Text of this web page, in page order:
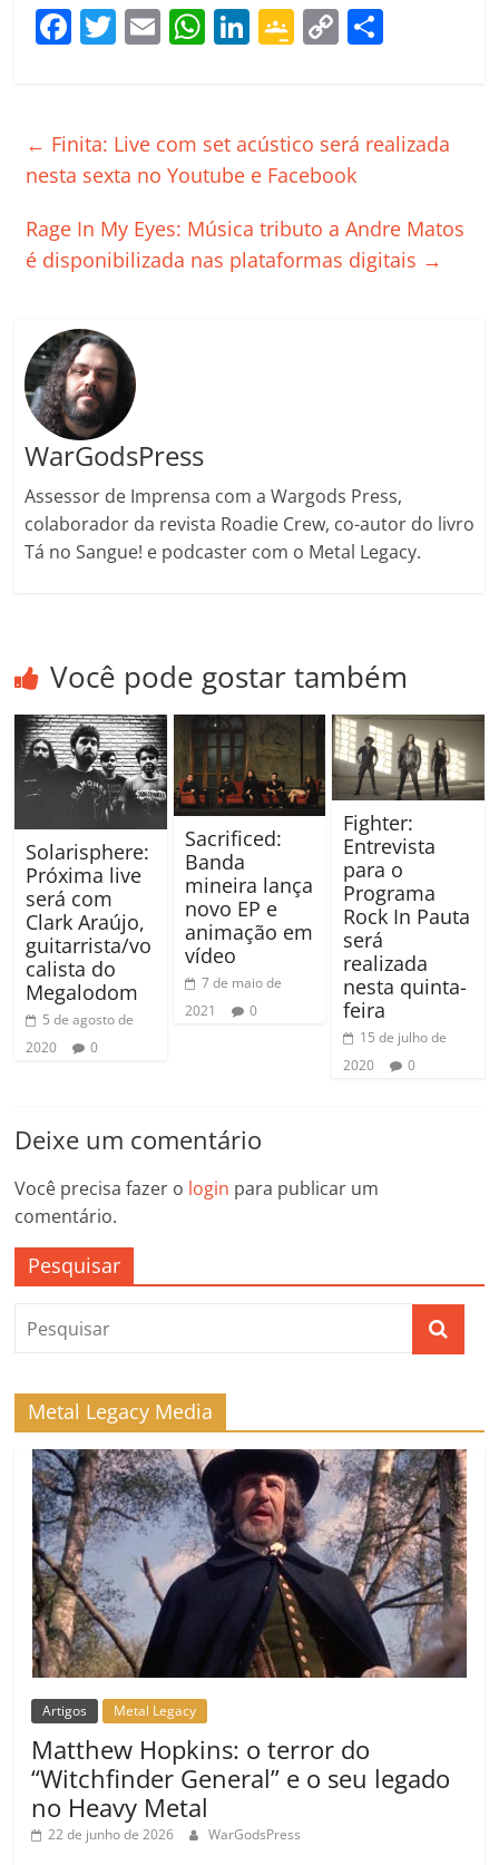
F
e
b
o
k
T
er
E
l
W
s
A
p
Li
e
dI
G
gl
e
a
ss
C
y
Li
k
p
h
ar
← Finita: Live com set acústico será realizada
nesta sexta no Youtube e Facebook
Rage In My Eyes: Música tributo a Andre Matos
é disponibilizada nas plataformas digitais →
WarGodsPress
Assessor de Imprensa com a Wargods Press,
colaborador da revista Roadie Crew, co-autor do livro
Tá no Sangue! e podcaster com o Metal Legacy.
Você pode gostar também
Solarisphere:
Próxima live
será com
Clark Araújo,
guitarrista/vo
calista do
Megalodom
5 de agosto de
2020
0
Sacrificed:
Banda
mineira lança
novo EP e
animação em
vídeo
7 de maio de
2021
0
Fighter:
Entrevista
para o
Programa
Rock In Pauta
será
realizada
nesta quinta-
feira
15 de julho de
2020
0
Deixe um comentário
Você precisa fazer o login para publicar um
comentário.
Pesquisar
Metal Legacy Media
Artigos Metal Legacy
Matthew Hopkins: o terror do
“Witchfinder General” e o seu legado
no Heavy Metal
22 de junho de 2026 WarGodsPress